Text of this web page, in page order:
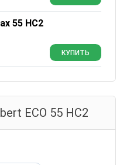
55 HC2
КУПИТЬ
ECO 55 HC2